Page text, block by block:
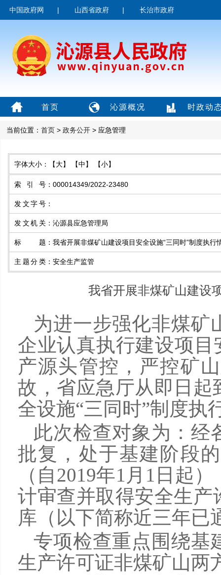
中国政府网 | 山西省政府 | 长治市政府
首页 沁源概况 时政动
当前位置： 首页 > 政务公开 > 应急管理
字体大小： 【大】 【中】 【小】
索引号 ： 000014349/2022-23480
发文字号 ：
发文机关 ： 沁源县应急管理局
标题 ： 我省开展非煤矿山建设项目安全设施“三同时”制度执行
主题分类 ： 安全生产监管
我省开展非煤矿山建设
为进一步强化非煤矿
企业认真执行建设项目
产源头管控，严控矿
故，省应急厅从即日起
全设施“三同时”制度执
此次检查对象为：经
批复，处于基建阶段
（自2019年1月1日起
计审查并取得安全生
库（以下简称近三年已
专项检查重点围绕基
生产许可证非煤矿山两